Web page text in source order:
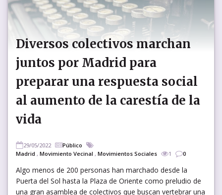
Diversos colectivos marchan
juntos por Madrid para
preparar una respuesta social
al aumento de la carestía de la
vida
29/05/2022
Público
Madrid , Movimiento Vecinal , Movimientos Sociales 1 0
Algo menos de 200 personas han marchado desde la
Puerta del Sol hasta la Plaza de Oriente como preludio de
una gran asamblea de colectivos que buscan vertebrar una